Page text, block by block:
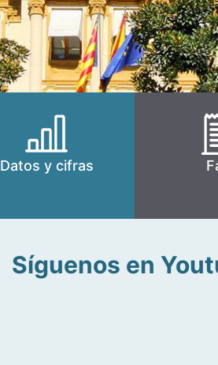
Datos y cifras
Síguenos en